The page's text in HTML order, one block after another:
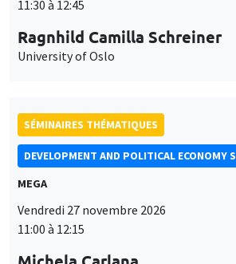
Ragnhild Camilla Schreiner
University of Oslo
DEVELOPMENT AND POLITICAL ECONOMY
MEGA
Vendredi 27 novembre 2026
11:00 à 12:15
Michela Carlana
Harvard Kennedy School